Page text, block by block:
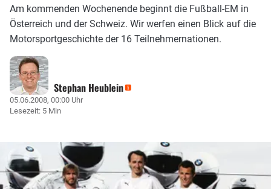
Am kommenden Wochenende beginnt die Fußball-EM in
Österreich und der Schweiz. Wir werfen einen Blick auf die
Motorsportgeschichte der 16 Teilnehmernationen.
Stephan Heublein
05.06.2008, 00:00 Uhr
Lesezeit: 5 Min